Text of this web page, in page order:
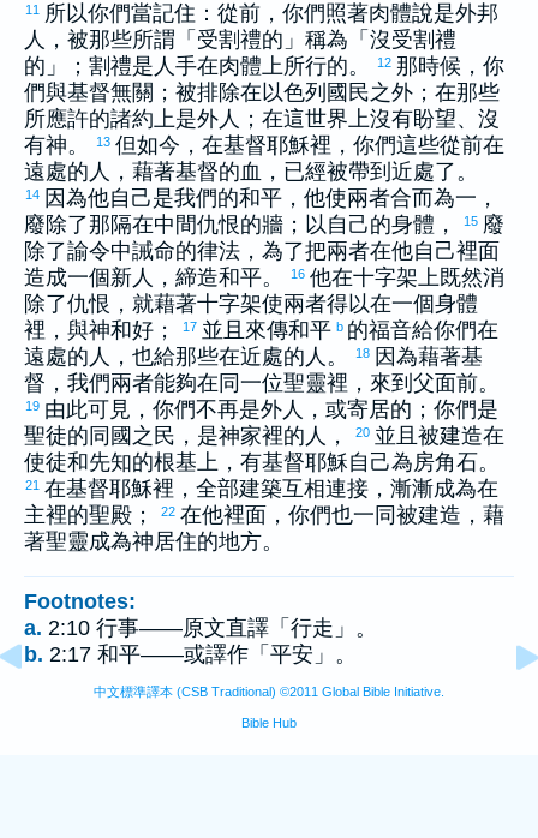
11
所以你們當記住：從前，你們照著肉體說是外邦
人，被那些所謂「受割禮的」稱為「沒受割禮
的」；割禮是人手在肉體上所行的。
12 那時候，你
們與基督無關；被排除在以色列 國民之外；在那些
所應許的諸約上是外人；在這世界上沒有盼望、沒
有神。
13 但如今，在基督耶穌裡，你們這些從前在
遠處的人，藉著基督的血，已經被帶到近處了。
14 因為他自己是我們的和平，他使兩者合而為一，
廢除了那隔在中間仇恨的牆；以自己的身體，
15 廢
除了諭令中誡命的律法，為了把兩者在他自己裡面
造成一個新人，締造和平。
16 他在十字架上既然消
除了仇恨，就藉著十字架使兩者得以在一個身體
裡，與神和好；
17 並且來傳和平 b 的福音給你們在
遠處的人，也給那些在近處的人。
18 因為藉著基
督，我們兩者能夠在同一位聖靈裡，來到父面前。
19 由此可見，你們不再是外人，或寄居的；你們是
聖徒的同國之民，是神家裡的人，
20 並且被建造在
使徒和先知的根基上，有基督耶穌自己為房角石。
21 在基督耶穌裡，全部建築互相連接，漸漸成為在
主裡的聖殿；
22 在他裡面，你們也一同被建造，藉
著聖靈成為神居住的地方。
Footnotes:
a. 2:10 行事——原文直譯「行走」。
b. 2:17 和平——或譯作「平安」。
中文標準譯本 (CSB Traditional) ©2011 Global Bible Initiative.
Bible Hub